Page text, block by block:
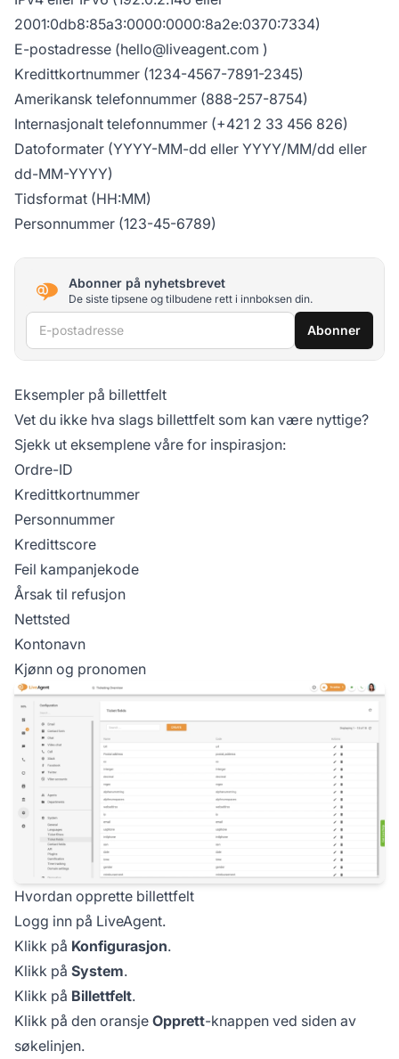
2001:0db8:85a3:0000:0000:8a2e:0370:7334)
E-postadresse (hello@liveagent.com )
Kredittkortnummer (1234-4567-7891-2345)
Amerikansk telefonnummer (888-257-8754)
Internasjonalt telefonnummer (+421 2 33 456 826)
Datoformater (YYYY-MM-dd eller YYYY/MM/dd eller
dd-MM-YYYY)
Tidsformat (HH:MM)
Personnummer (123-45-6789)
Abonner på nyhetsbrevet
De siste tipsene og tilbudene rett i innboksen din.
E-postadresse Abonner
Eksempler på billettfelt
Vet du ikke hva slags billettfelt som kan være nyttige?
Sjekk ut eksemplene våre for inspirasjon:
Ordre-ID
Kredittkortnummer
Personnummer
Kredittscore
Feil kampanjekode
Årsak til refusjon
Nettsted
Kontonavn
Kjønn og pronomen
Hvordan opprette billettfelt
Logg inn på LiveAgent.
Klikk på Konfigurasjon.
Klikk på System.
Klikk på Billettfelt.
Klikk på den oransje Opprett-knappen ved siden av
søkelinjen.